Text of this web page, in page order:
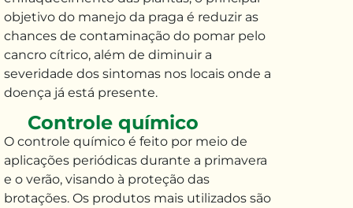
objetivo do manejo da pragaé reduzir as
chances decontaminação do pomar pelo
cancro cítrico, além de diminuir a
severidade dos sintomas nos locaisonde a
doença já está presente.
Controle químico
O controle químico é feito por meio de
aplicações periódicas durante a primavera
e overão, visando à proteçãodas
brotações. Os produtos mais utilizados são